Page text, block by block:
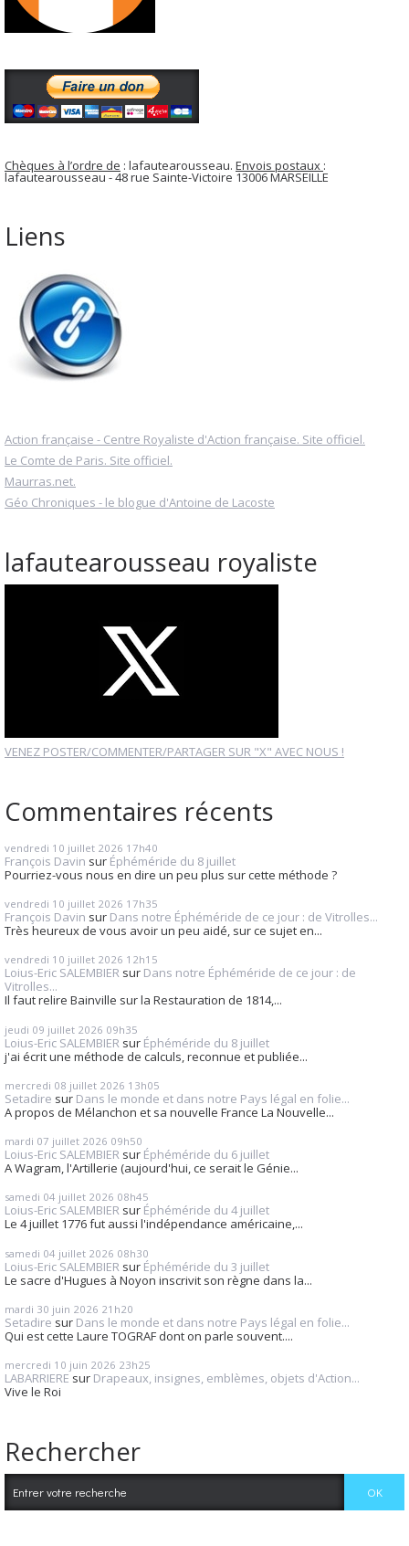
Chèques à l’ordre de : lafautearousseau. Envois postaux :
lafautearousseau - 48 rue Sainte-Victoire 13006 MARSEILLE
Liens
Action française - Centre Royaliste d'Action française. Site officiel.
Le Comte de Paris. Site officiel.
Maurras.net.
Géo Chroniques - le blogue d'Antoine de Lacoste
lafautearousseau royaliste
VENEZ POSTER/COMMENTER/PARTAGER SUR "X" AVEC NOUS !
Commentaires récents
vendredi 10 juillet 2026 17h40
François Davin sur Éphéméride du 8 juillet
Pourriez-vous nous en dire un peu plus sur cette méthode ?
vendredi 10 juillet 2026 17h35
François Davin sur Dans notre Éphéméride de ce jour : de Vitrolles...
Très heureux de vous avoir un peu aidé, sur ce sujet en...
vendredi 10 juillet 2026 12h15
Loius-Eric SALEMBIER sur Dans notre Éphéméride de ce jour : de
Vitrolles...
Il faut relire Bainville sur la Restauration de 1814,...
jeudi 09 juillet 2026 09h35
Loius-Eric SALEMBIER sur Éphéméride du 8 juillet
j'ai écrit une méthode de calculs, reconnue et publiée...
mercredi 08 juillet 2026 13h05
Setadire sur Dans le monde et dans notre Pays légal en folie...
A propos de Mélanchon et sa nouvelle France La Nouvelle...
mardi 07 juillet 2026 09h50
Loius-Eric SALEMBIER sur Éphéméride du 6 juillet
A Wagram, l'Artillerie (aujourd'hui, ce serait le Génie...
samedi 04 juillet 2026 08h45
Loius-Eric SALEMBIER sur Éphéméride du 4 juillet
Le 4 juillet 1776 fut aussi l'indépendance américaine,...
samedi 04 juillet 2026 08h30
Loius-Eric SALEMBIER sur Éphéméride du 3 juillet
Le sacre d'Hugues à Noyon inscrivit son règne dans la...
mardi 30 juin 2026 21h20
Setadire sur Dans le monde et dans notre Pays légal en folie...
Qui est cette Laure TOGRAF dont on parle souvent....
mercredi 10 juin 2026 23h25
LABARRIERE sur Drapeaux, insignes, emblèmes, objets d'Action...
Vive le Roi
Rechercher